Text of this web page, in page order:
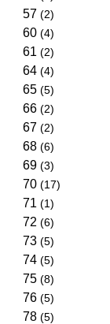
57(2)
60(4)
61(2)
64(4)
65(5)
66(2)
67(2)
68(6)
69(3)
70(17)
71(1)
72(6)
73(5)
74(5)
75(8)
76(5)
78(5)